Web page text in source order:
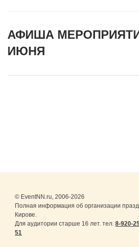
АФИША
ИЮНЯ
© EventNN.ru, 2006-2026
Полная информация об организации
Кирове.
Для аудитории старше 16 лет. тел. 8-920-
51